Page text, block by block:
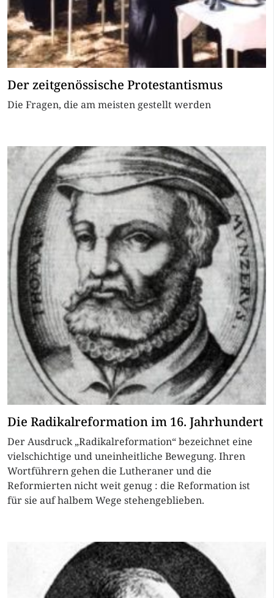
Der zeitgenössische Protestantismus
Die Fragen, die am meisten gestellt werden
Die Radikalreformation im 16. Jahrhundert
Der Ausdruck „Radikalreformation“ bezeichnet eine
vielschichtige und uneinheitliche Bewegung. Ihren
Wortführern gehen die Lutheraner und die
Reformierten nicht weit genug : die Reformation ist
für sie auf halbem Wege stehengeblieben.